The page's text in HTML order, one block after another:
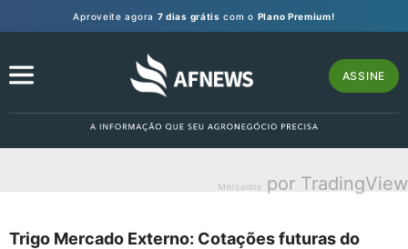
Aproveite agora 7 dias grátis com o Plano Premium!
ASSINE
Mercados por TradingView
Trigo Mercado Externo: Cotações futuras do